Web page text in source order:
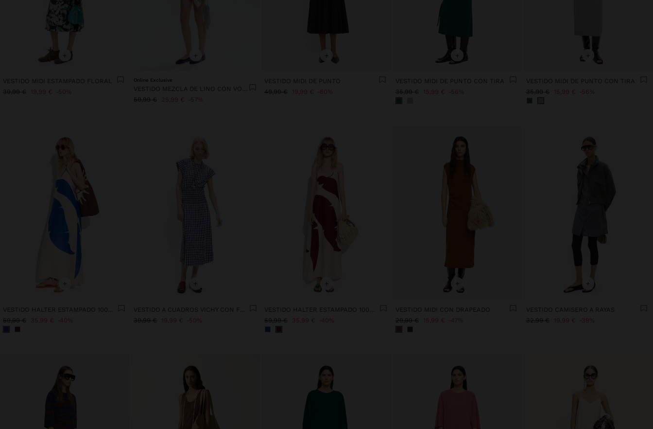
+
VESTIDO MIDI ESTAMPADO FLORAL
39,99 € 19,99 € 50%
+
Online Exclusive
VESTIDO MEZCLA DE LINO CON VOLANTES
59,99 € 25,99 € 57%
+
VESTIDO MIDI DE PUNTO
49,99 € 19,99 € 60%
+
VESTIDO MIDI DE PUNTO CON TIRA
35,99 € 15,99 € 56%
+
VESTIDO MIDI DE PUNTO CON TIRA
35,99 € 15,99 € 56%
+
59,99 € 35,99 € 40%
+
39,99 € 19,99 € 50%
+
59,99 € 35,99 € 40%
+
VESTIDO MIDI CON DRAPEADO
29,99 € 15,99 € 47%
+
VESTIDO CAMISERO A RAYAS
32,99 € 19,99 € 39%